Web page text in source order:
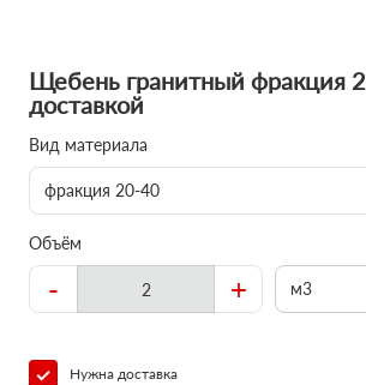
Щебень гранитный фракция
доставкой
Вид материала
фракция 20-40
Объём
- + м3
Нужна доставка